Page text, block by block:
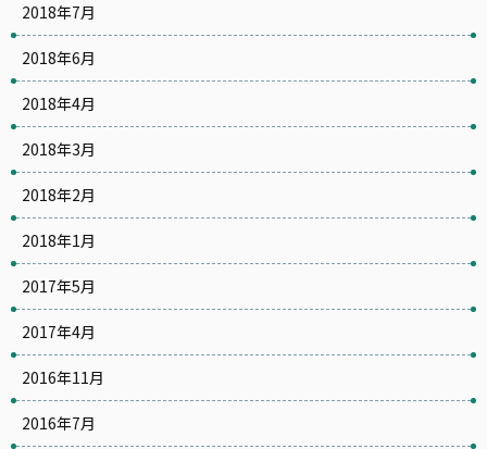
2018年7月
2018年6月
2018年4月
2018年3月
2018年2月
2018年1月
2017年5月
2017年4月
2016年11月
2016年7月